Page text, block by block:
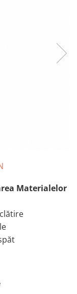
Materialelor